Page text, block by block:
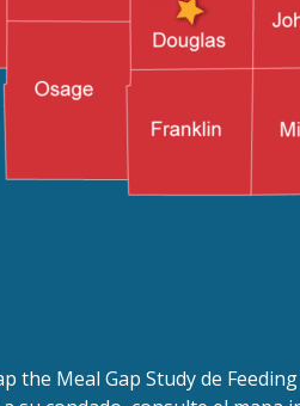
the Meal Gap Study de